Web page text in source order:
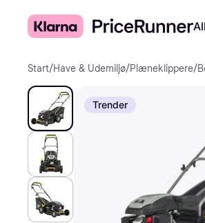
Start/Have & Udemiljø/Plæneklippere/
Trender